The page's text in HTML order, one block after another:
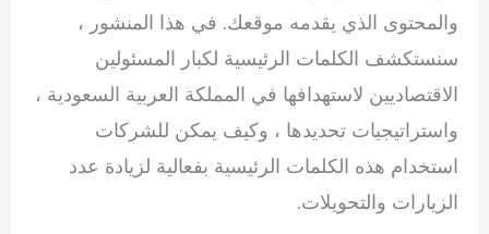
والمحتوى الذي يقدمه موقعك. في هذا المنشور ،
سنستكشف الكلمات الرئيسية لكبار المسئولين
الاقتصاديين لاستهدافها في المملكة العربية السعودية ،
واستراتيجيات تحديدها ، وكيف يمكن للشركات
استخدام هذه الكلمات الرئيسية بفعالية لزيادة عدد
الزيارات والتحويلات.